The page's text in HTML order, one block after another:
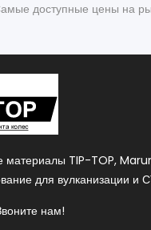
доступные цены на
TIP-TOP,
для вулканизации и
нам!